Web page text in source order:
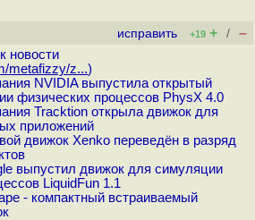
исправить +19 + / –
новости
metafizzy/z...)
NVIDIA выпустила открытый
физических процессов PhysX 4.0
Tracktion открыла движок для
приложений
движок Xenko переведён в разряд
выпустил движок для симуляции
LiquidFun 1.1
- компактный встраиваемый